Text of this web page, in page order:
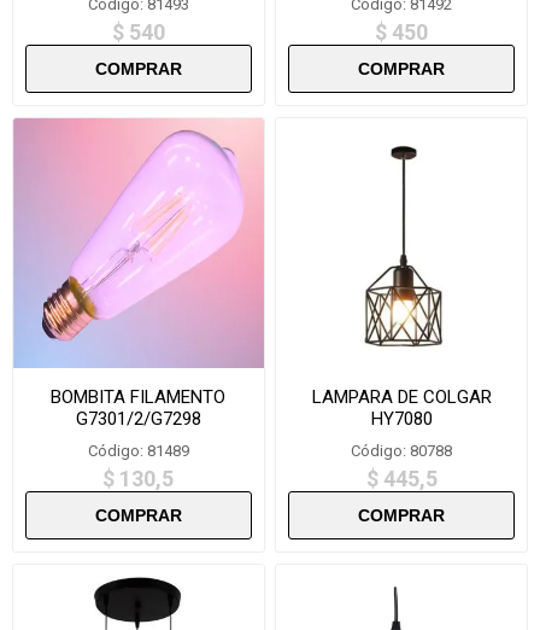
Código: 81493
$ 540
Código: 81492
$ 450
BOMBITA FILAMENTO
G7301/2/G7298
Código: 81489
$ 130,5
LAMPARA DE COLGAR
HY7080
Código: 80788
$ 445,5